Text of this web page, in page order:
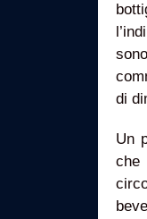
di
Un
che